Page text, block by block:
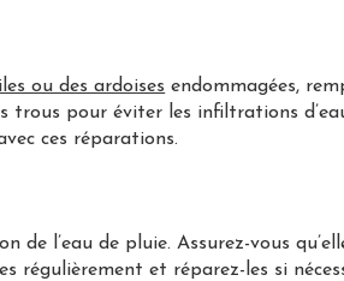
ou des ardoises endommagées,
trous pour éviter les infiltrations
ces réparations.
de l’eau de pluie. Assurez-vous
régulièrement et réparez-les si